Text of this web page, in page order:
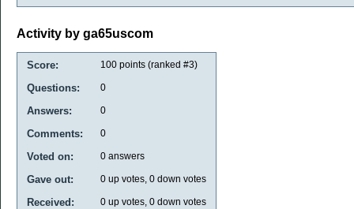
Activity by ga65uscom
Score: 100 points (ranked #3)
Questions: 0
Answers: 0
Comments: 0
Voted on: 0 answers
Gave out: 0 up votes, 0 down votes
Received: 0 up votes, 0 down votes